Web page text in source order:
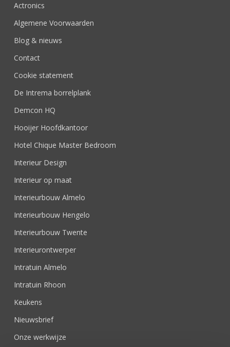
Actronics
Algemene Voorwaarden
Blog & nieuws
Contact
Cookie statement
De Intrema borrelplank
Demcon HQ
Hooijer Hoofdkantoor
Hotel Chique Master Bedroom
Interieur Design
Interieur op maat
Interieurbouw Almelo
Interieurbouw Hengelo
Interieurbouw Twente
Interieurontwerper
Intratuin Almelo
Intratuin Rhoon
Keukens
Nieuwsbrief
Onze werkwijze